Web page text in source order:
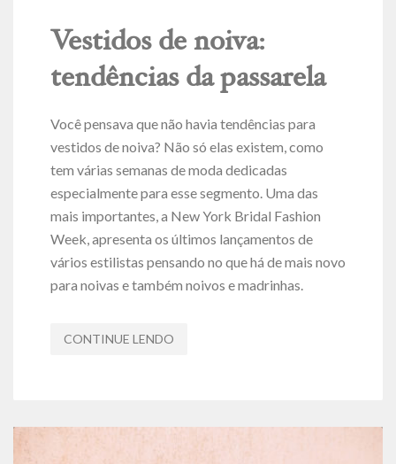
Vestidos de noiva:
tendências da passarela
Você pensava que não havia tendências para
vestidos de noiva? Não só elas existem, como
tem várias semanas de moda dedicadas
especialmente para esse segmento. Uma das
mais importantes, a New York Bridal Fashion
Week, apresenta os últimos lançamentos de
vários estilistas pensando no que há de mais novo
para noivas e também noivos e madrinhas.
CONTINUE LENDO